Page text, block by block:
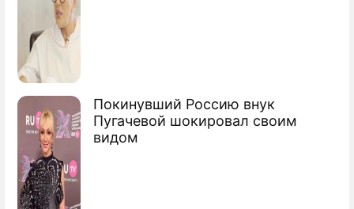
Покинувший Россию внук
Пугачевой шокировал своим
видом
Сюжеты
Хакеры